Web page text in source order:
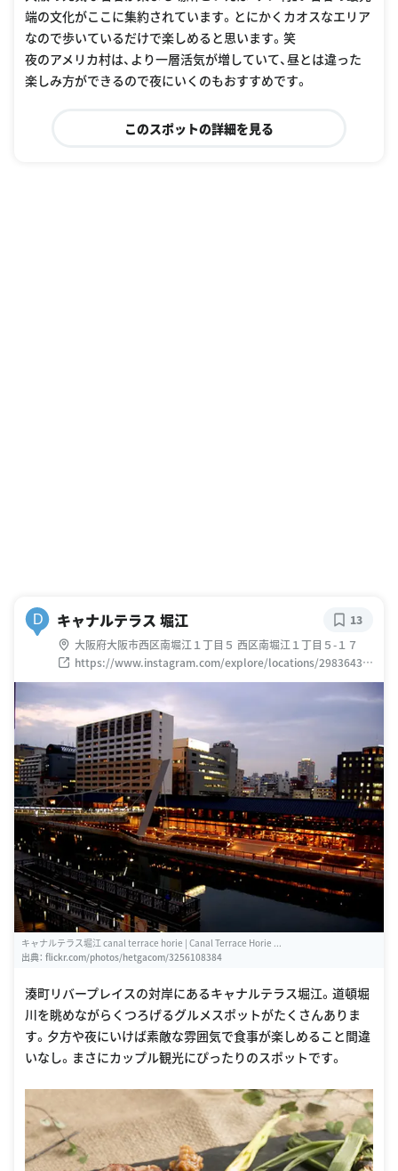
端の文化がここに集約されています。とにかくカオスなエリア
なので歩いているだけで楽しめると思います。笑
夜のアメリカ村は、より一層活気が増していて、昼とは違った
楽しみ方ができるので夜にいくのもおすすめです。
このスポットの詳細を見る
D キャナルテラス 堀江
大阪府大阪市西区南堀江１丁目５ 西区南堀江１丁目５-１７
https://www.instagram.com/explore/locations/29836430
4
13
キャナルテラス堀江 canal terrace horie | Canal Terrace Horie ...
出典： flickr.com/photos/hetgacom/3256108384
湊町リバープレイスの対岸にあるキャナルテラス堀江。道頓堀
川を眺めながらくつろげるグルメスポットがたくさんありま
す。夕方や夜にいけば素敵な雰囲気で食事が楽しめること間違
いなし。まさにカップル観光にぴったりのスポットです。